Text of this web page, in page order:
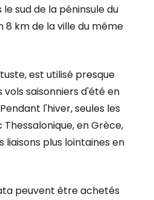
sud de la péninsule du
8 km de la ville du même
est utilisé presque
saisonniers d'été en
l'hiver, seules les
en Grèce,
liaisons plus lointaines en
peuvent être achetés